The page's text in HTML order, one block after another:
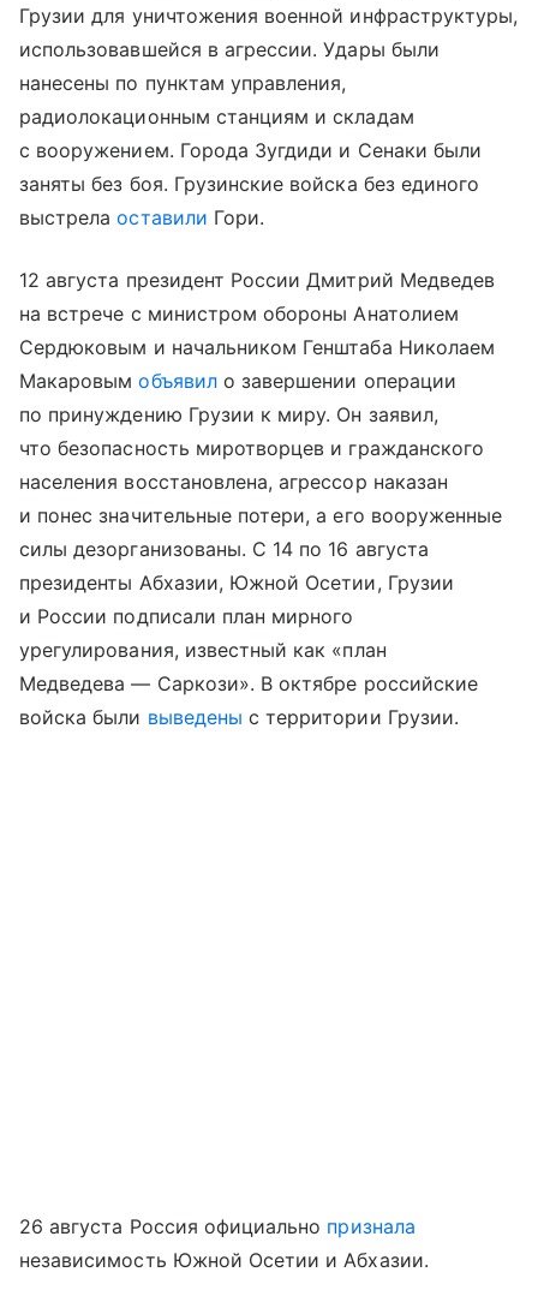
Грузии для уничтожения военной инфраструктуры,
использовавшейся в агрессии. Удары были
нанесены по пунктам управления,
радиолокационным станциям и складам
с вооружением. Города Зугдиди и Сенаки были
заняты без боя. Грузинские войска без единого
выстрелаоставили Гори.
12 августа президент России Дмитрий Медведев
на встрече с министром обороны Анатолием
Сердюковым и начальником Генштаба Николаем
Макаровымобъявило завершении операции
по принуждению Грузии к миру. Он заявил,
что безопасность миротворцев и гражданского
населения восстановлена, агрессор наказан
и понес значительные потери, а его вооруженные
силы дезорганизованы. С 14 по 16 августа
президенты Абхазии, Южной Осетии, Грузии
и России подписали план мирного
урегулирования, известный как «план
Медведева — Саркози». В октябре российские
войска были выведены с территории Грузии.
26 августа Россия официально признала
независимость Южной Осетии и Абхазии.